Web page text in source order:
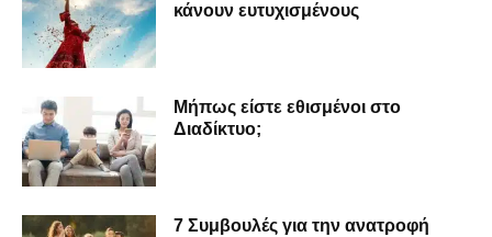
κάνουν ευτυχισμένους
Μήπως είστε εθισμένοι στο
Διαδίκτυο;
7 Συμβουλές για την ανατροφή